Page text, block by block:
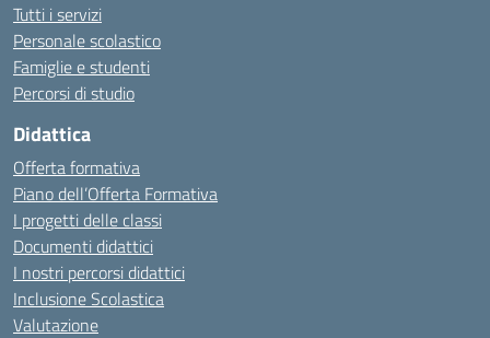
Tutti i servizi
Personale scolastico
Famiglie e studenti
Percorsi di studio
Didattica
Offerta formativa
Piano dell’Offerta Formativa
I progetti delle classi
Documenti didattici
I nostri percorsi didattici
Inclusione Scolastica
Valutazione